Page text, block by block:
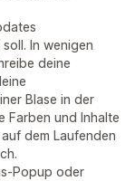
In wenigen
deine
Blase in der
Farben und Inhalte
dem Laufenden
Popup oder